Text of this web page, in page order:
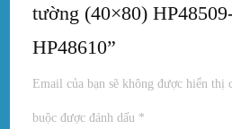
tường (40×80)
HP48610”
Email của bạn sẽ không được hiển thị
buộc được đánh dấu *